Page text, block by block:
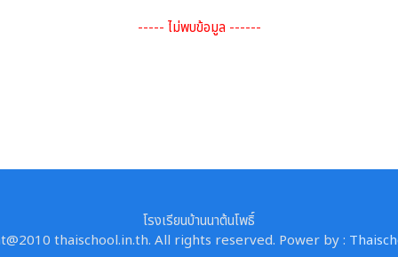
----- ไม่พบข้อมูล ------
โรงเรียนบ้านนาต้นโพธิ์
thaischool.in.th. All rights reserved. Power by :